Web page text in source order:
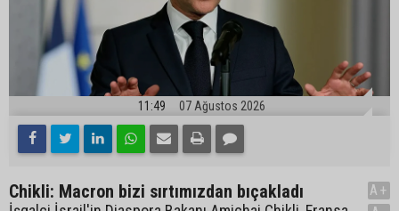
11:49 07 Ağustos 2026
Chikli: Macron bizi sırtımızdan bıçakladı
A+